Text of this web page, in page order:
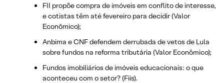
FII propõe compra de imóveis em conflito de interesse,
e cotistas têm até fevereiro para decidir (Valor
Econômico);
Anbima e CNF defendem derrubada de vetos de Lula
sobre fundos na reforma tributária (Valor Econômico);
Fundos imobiliários de imóveis educacionais: o que
aconteceu com o setor? (Fiis).